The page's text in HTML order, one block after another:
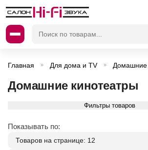
Главная » Для дома и TV » Домашние
Домашние кинотеатры
Фильтры товаров
Показывать по: